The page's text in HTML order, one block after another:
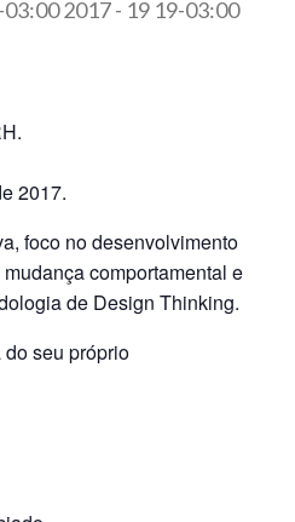
2017- 19 19-03:00
2017.
foco no desenvolvimento
comportamental e
de Design Thinking.
seu próprio